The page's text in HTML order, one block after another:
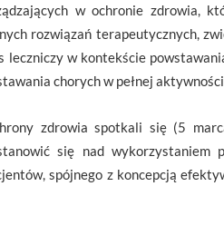
w ochronie zdrowia,
rozwiązań terapeutycznych,
leczniczy w kontekście
chorych w pełnej
zdrowia spotkali się (5
się nad wykorzystaniem
spójnego z koncepcją